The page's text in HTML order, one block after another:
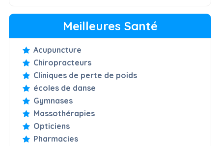
Meilleures Santé
Acupuncture
Chiropracteurs
Cliniques de perte de poids
écoles de danse
Gymnases
Massothérapies
Opticiens
Pharmacies